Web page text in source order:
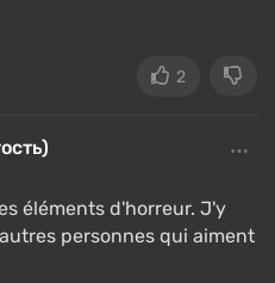
2
éléments d'horreur. J'y
personnes qui aiment